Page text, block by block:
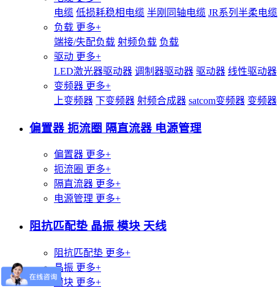
电缆 低损耗稳相电缆 半刚同轴电缆 JR系列半柔电缆
负载 更多+
端接/失配负载 射频负载 负载
驱动 更多+
LED激光器驱动器 调制器驱动器 驱动器 线性驱动器
变频器 更多+
上变频器 下变频器 射频合成器 satcom变频器 变频器
偏置器 扼流圈 隔直流器 电源管理
偏置器 更多+
扼流圈 更多+
隔直流器 更多+
电源管理 更多+
阻抗匹配垫 晶振 模块 天线
阻抗匹配垫 更多+
晶振 更多+
模块 更多+